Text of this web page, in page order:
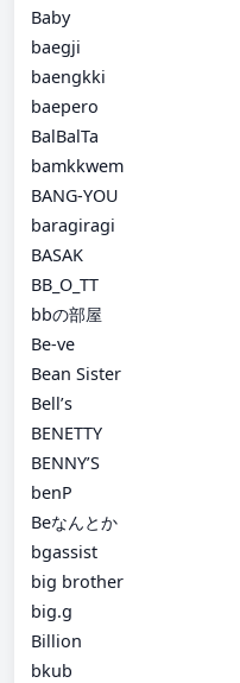
Baby
baegji
baengkki
baepero
BalBalTa
bamkkwem
BANG-YOU
baragiragi
BASAK
BB_O_TT
bbの部屋
Be-ve
Bean Sister
Bell’s
BENETTY
BENNY’S
benP
Beなんとか
bgassist
big brother
big.g
Billion
bkub